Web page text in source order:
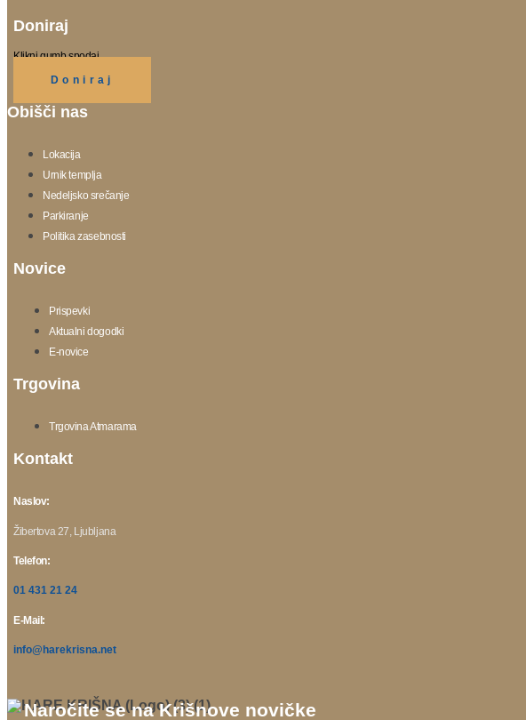
Doniraj
Klikni gumb spodaj.
Doniraj
Obišči nas
Lokacija
Urnik templja
Nedeljsko srečanje
Parkiranje
Politika zasebnosti
Novice
Prispevki
Aktualni dogodki
E-novice
Trgovina
Trgovina Atmarama
Kontakt
Naslov:
Žibertova 27, Ljubljana
Telefon:
01 431 21 24
E-Mail:
info@harekrisna.net
Naročite se na Krišnove novičke